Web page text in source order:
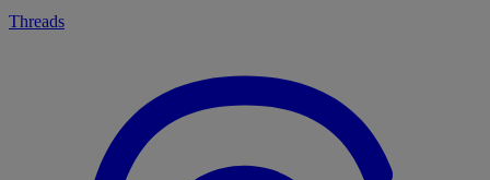
Threads